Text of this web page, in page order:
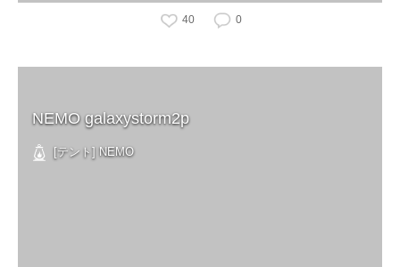
40 0
NEMO galaxystorm2p
[テント] NEMO